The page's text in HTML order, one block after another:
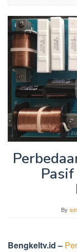
By
Bengkeltv.id –